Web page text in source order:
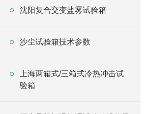
沈阳复合交变盐雾试验箱
沙尘试验箱技术参数
上海两箱式/三箱式冷热冲击试
验箱